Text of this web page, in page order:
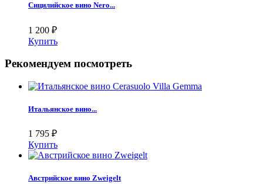
Сицилийское вино Nero...
1 200 ₽
Купить
Рекомендуем посмотреть
Итальянское вино...
1 795 ₽
Купить
Австрийское вино Zweigelt